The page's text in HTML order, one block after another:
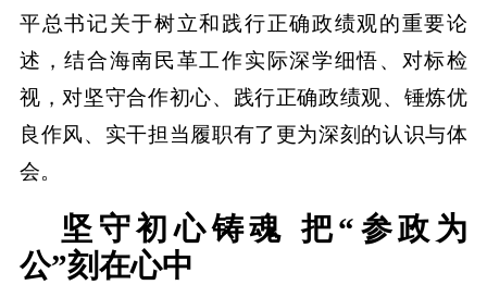
平总书记关于树立和践行正确政绩观的重要论
述，结合海南民革工作实际深学细悟、对标检
视，对坚守合作初心、践行正确政绩观、锤炼优
良作风、实干担当履职有了更为深刻的认识与体
会。
坚守初心铸魂 把“参政为
公”刻在心中